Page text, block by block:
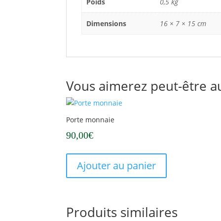
Dimensions 16 × 7 × 15 cm
Vous aimerez peut-être
Porte monnaie
90,00€
Ajouter au panier
Produits similaires